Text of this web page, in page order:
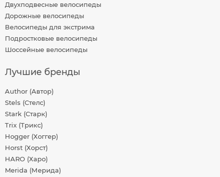
Двухподвесные велосипеды
Дорожные велосипеды
Велосипеды для экстрима
Подростковые велосипеды
Шоссейные велосипеды
Лучшие бренды
Author (Автор)
Stels (Стелс)
Stark (Старк)
Trix (Трикс)
Hogger (Хоггер)
Horst (Хорст)
HARO (Харо)
Merida (Мерида)